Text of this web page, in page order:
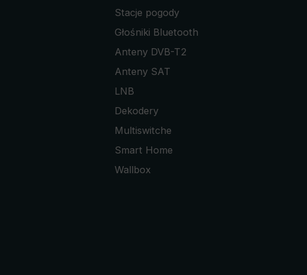
Stacje pogody
Głośniki Bluetooth
Anteny DVB-T2
Anteny SAT
LNB
Dekodery
Multiswitche
Smart Home
Wallbox